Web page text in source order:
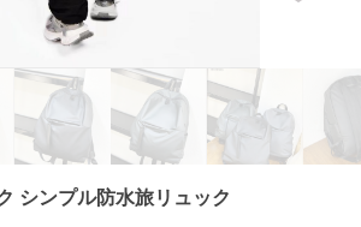
シンプル防水旅リュック